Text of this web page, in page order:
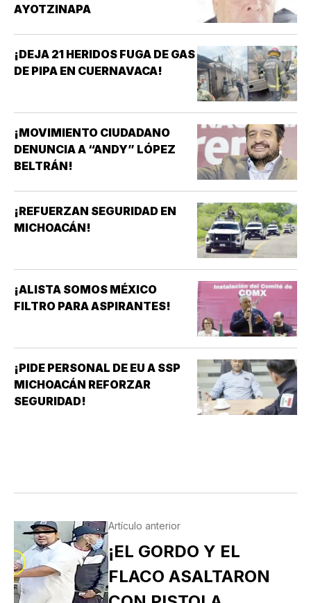
AYOTZINAPA
¡DEJA 21 HERIDOS FUGA DE GAS
DE PIPA EN CUERNAVACA!
¡MOVIMIENTO CIUDADANO
DENUNCIA A “ANDY” LÓPEZ
BELTRÁN!
¡REFUERZAN SEGURIDAD EN
MICHOACÁN!
¡ALISTA SOMOS MÉXICO
FILTRO PARA ASPIRANTES!
¡PIDE PERSONAL DE EU A SSP
MICHOACÁN REFORZAR
SEGURIDAD!
Artículo anterior
¡EL GORDO Y EL
FLACO ASALTARON